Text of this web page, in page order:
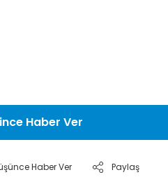
Haber Ver
Haber Ver Paylaş